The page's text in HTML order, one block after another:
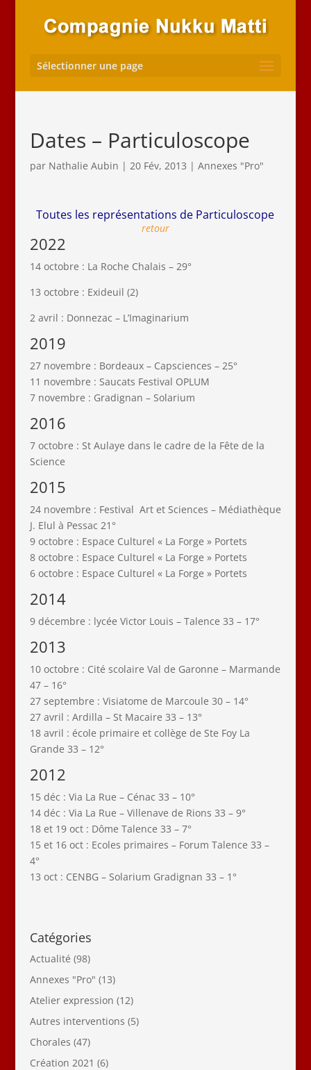
Sélectionner une page
Dates – Particuloscope
par Nathalie Aubin | 20 Fév, 2013 | Annexes "Pro"
Toutes les représentations de Particuloscope
retour
2022
14 octobre : La Roche Chalais – 29°
13 octobre : Exideuil (2)
2 avril : Donnezac – L’Imaginarium
2019
27 novembre : Bordeaux – Capsciences – 25°
11 novembre : Saucats Festival OPLUM
7 novembre : Gradignan – Solarium
2016
7 octobre : St Aulaye dans le cadre de la Fête de la
Science
2015
24 novembre : Festival Art et Sciences – Médiathèque
J. Elul à Pessac 21°
9 octobre : Espace Culturel « La Forge » Portets
8 octobre : Espace Culturel « La Forge » Portets
6 octobre : Espace Culturel « La Forge » Portets
2014
9 décembre : lycée Victor Louis – Talence 33 – 17°
2013
10 octobre : Cité scolaire Val de Garonne – Marmande
47 – 16°
27 septembre : Visiatome de Marcoule 30 – 14°
27 avril : Ardilla – St Macaire 33 – 13°
18 avril : école primaire et collège de Ste Foy La
Grande 33 – 12°
2012
15 déc : Via La Rue – Cénac 33 – 10°
14 déc : Via La Rue – Villenave de Rions 33 – 9°
18 et 19 oct : Dôme Talence 33 – 7°
15 et 16 oct : Ecoles primaires – Forum Talence 33 –
4°
13 oct : CENBG – Solarium Gradignan 33 – 1°
Catégories
Actualité (98)
Annexes "Pro" (13)
Atelier expression (12)
Autres interventions (5)
Chorales (47)
Création 2021 (6)